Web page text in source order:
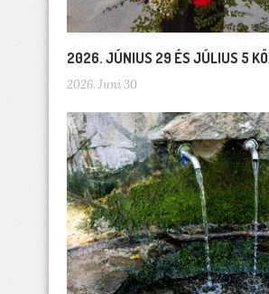
2026. JÚNIUS 29 ÉS JÚLIUS 5
2026. Juni 30